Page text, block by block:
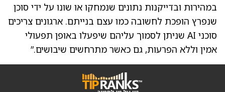
במהירות ובדייקנות נתונים שנמחקו או שונו על ידי סוכן
שנפרץ הופכת לחשובה כמו עצם בנייתם. ארגונים צריכים
סוכני AI שניתן לסמוך עליהם שיפעלו באופן תפעולי
אמין וללא הפרעות, גם כאשר מתרחשים שיבושים.”